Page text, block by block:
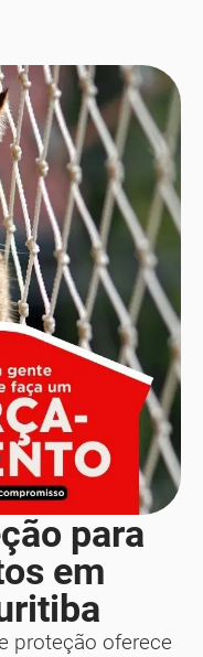
para
em
proteção oferece